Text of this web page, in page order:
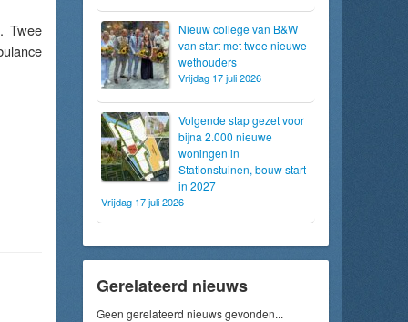
Twee
Nieuw college van B&W
van start met twee nieuwe
wethouders
Vrijdag 17 juli 2026
Volgende stap gezet voor
bijna 2.000 nieuwe
woningen in
Stationstuinen, bouw start
in 2027
Vrijdag 17 juli 2026
Gerelateerd nieuws
Geen gerelateerd nieuws gevonden...